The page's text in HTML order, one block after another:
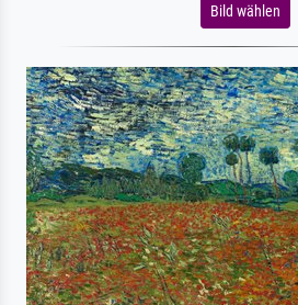
Bild wählen